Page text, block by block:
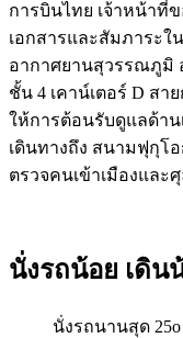
การบินไทย เจ้าหน้าที่
เอกสารและสัมภาระ
อากาศยานสุวรรณภูมิ
ชั้น 4 เคาน์เตอร์ D ส
ให้การต้อนรับดูแลด้าน
เดินทางถึง สนามฟุกุโ
ตรวจคนเข้าเมืองและ
นั่งรถน้อย เดิน
นั่งรถนานสุด